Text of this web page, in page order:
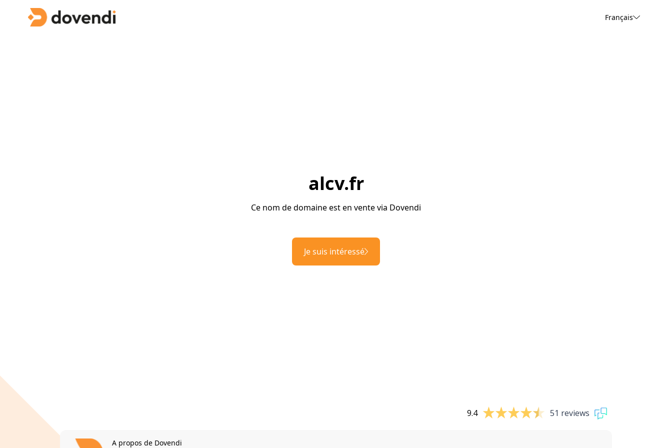
Français
alcv.fr
Ce nom de domaine est en vente via Dovendi
Je suis intéressé
9.4 51 reviews
A propos de Dovendi